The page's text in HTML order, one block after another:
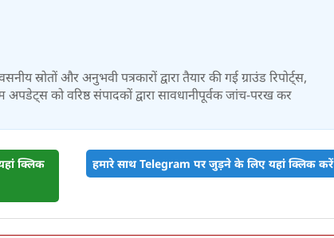
स्रोतों और अनुभवी पत्रकारों द्वारा तैयार की गई ग्राउंड रिपोर्ट्स,
अपडेट्स को वरिष्ठ संपादकों द्वारा सावधानीपूर्वक जांच-परख कर
क्लिक
हमारे साथ Telegram पर जुड़ने के लिए यहां क्लिक करें